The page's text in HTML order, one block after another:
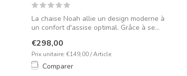
La chaise Noah allie un design moderne à
un confort d'assise optimal. Grâce à se...
€298,00
Prix unitaire: €149,00 / Article
Comparer